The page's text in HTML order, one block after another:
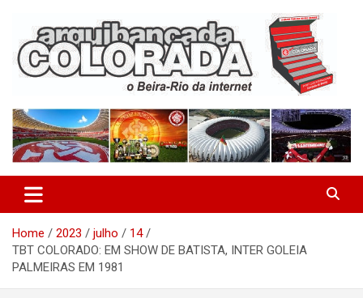
content
Arquibancada Colorada
Home 2023 julho
14
TBT COLORADO: EM SHOW DE BATISTA, INTER GOLEIA
PALMEIRAS EM 1981